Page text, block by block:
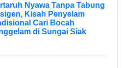
Nyawa Tanpa Tabung
Kisah Penyelam
Cari Bocah
di Sungai Siak